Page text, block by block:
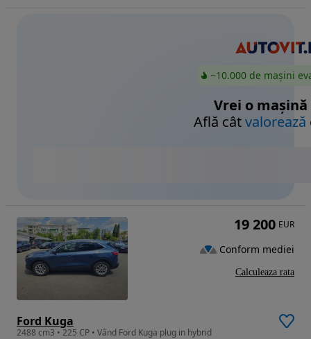
~10.000 de mașini
Vrei o mașină
Află câtvalorează
Ford Kuga
2488 cm3 • 225 CP • Vând Ford Kuga plug in hybrid
19 200 EUR
Conform mediei
Calculeaza rata